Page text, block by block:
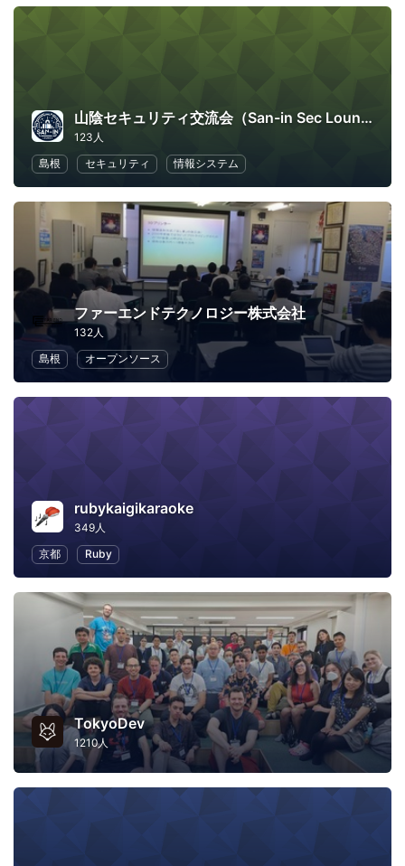
山陰セキュリティ交流会（San-in Sec Lounge）
123人
島根
セキュリティ 情報システム
ファーエンドテクノロジー株式会社
132人
島根
オープンソース
rubykaigikaraoke
349人
京都
Ruby
TokyoDev
1210人